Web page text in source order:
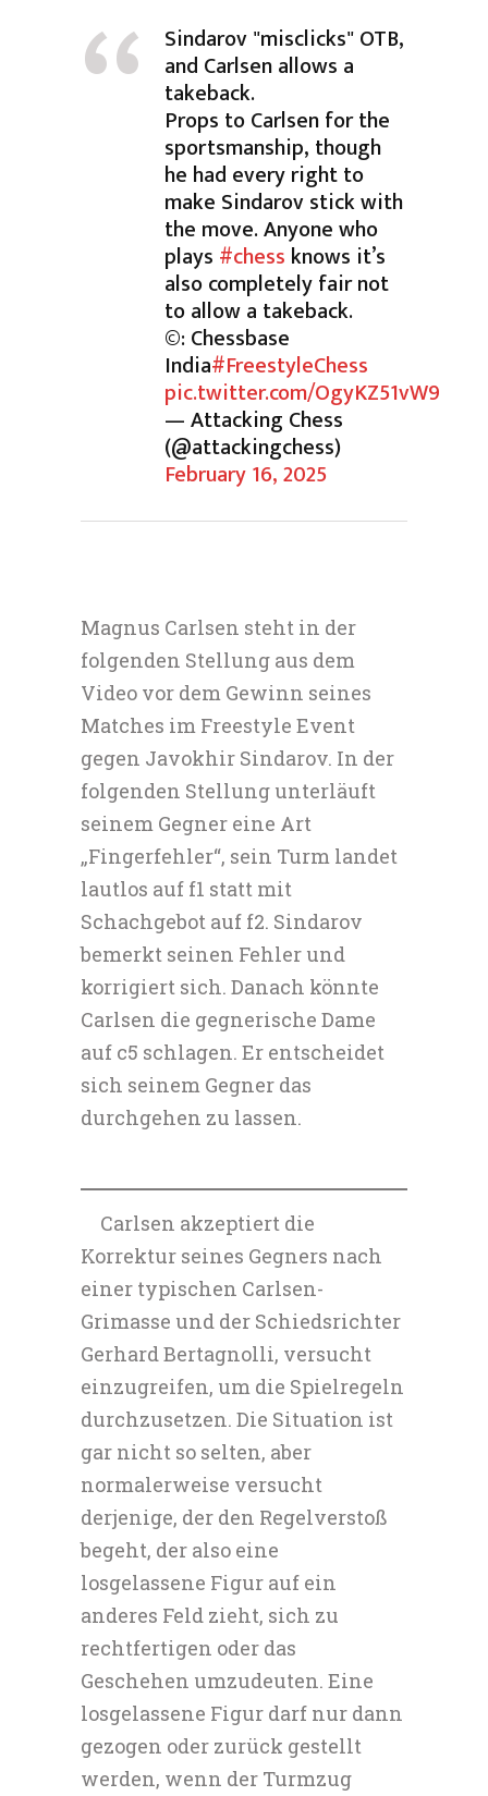
Sindarov "misclicks" OTB,
and Carlsen allows a
takeback.
Props to Carlsen for the
sportsmanship, though
he had every right to
make Sindarov stick with
the move. Anyone who
plays #chess knows it’s
also completely fair not
to allow a takeback.
©: Chessbase
India#FreestyleChess
pic.twitter.com/OgyKZ51vW9
— Attacking Chess
(@attackingchess)
February 16, 2025
Magnus Carlsen steht in der
folgenden Stellung aus dem
Video vor dem Gewinn seines
Matches im Freestyle Event
gegen Javokhir Sindarov. In der
folgenden Stellung unterläuft
seinem Gegner eine Art
„Fingerfehler“, sein Turm landet
lautlos auf f1 statt mit
Schachgebot auf f2. Sindarov
bemerkt seinen Fehler und
korrigiert sich. Danach könnte
Carlsen die gegnerische Dame
auf c5 schlagen. Er entscheidet
sich seinem Gegner das
durchgehen zu lassen.
Carlsen akzeptiert die
Korrektur seines Gegners nach
einer typischen Carlsen-
Grimasse und der Schiedsrichter
Gerhard Bertagnolli, versucht
einzugreifen, um die Spielregeln
durchzusetzen. Die Situation ist
gar nicht so selten, aber
normalerweise versucht
derjenige, der den Regelverstoß
begeht, der also eine
losgelassene Figur auf ein
anderes Feld zieht, sich zu
rechtfertigen oder das
Geschehen umzudeuten. Eine
losgelassene Figur darf nur dann
gezogen oder zurück gestellt
werden, wenn der Turmzug